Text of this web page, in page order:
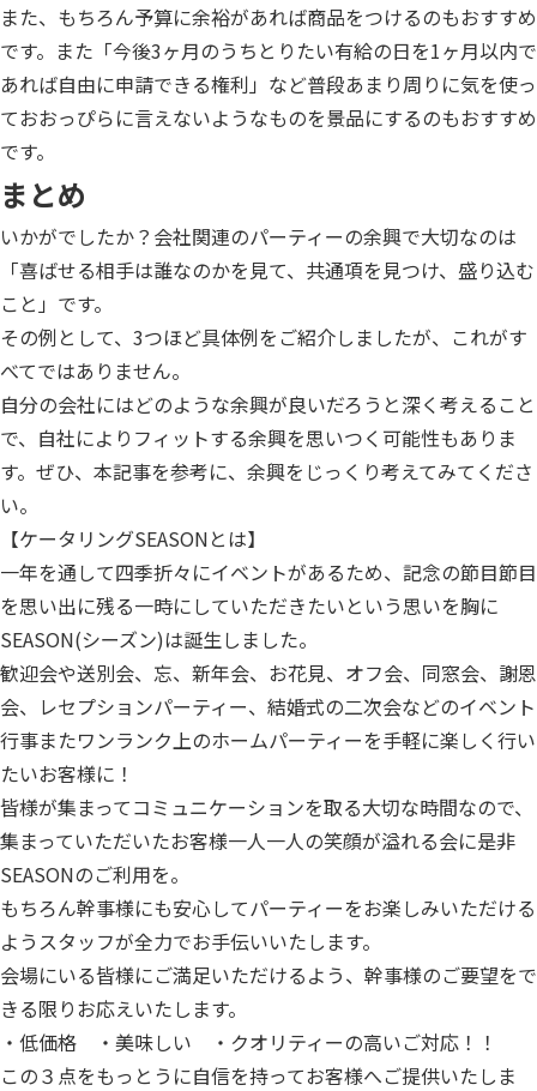
また、もちろん予算に余裕があれば商品をつけるのもおすすめ
です。また「今後3ヶ月のうちとりたい有給の日を1ヶ月以内で
あれば自由に申請できる権利」など普段あまり周りに気を使っ
ておおっぴらに言えないようなものを景品にするのもおすすめ
です。
まとめ
いかがでしたか？会社関連のパーティーの余興で大切なのは
「喜ばせる相手は誰なのかを見て、共通項を見つけ、盛り込む
こと」です。
その例として、3つほど具体例をご紹介しましたが、これがす
べてではありません。
自分の会社にはどのような余興が良いだろうと深く考えること
で、自社によりフィットする余興を思いつく可能性もありま
す。ぜひ、本記事を参考に、余興をじっくり考えてみてくださ
い。
【ケータリングSEASONとは】
一年を通して四季折々にイベントがあるため、記念の節目節目
を思い出に残る一時にしていただきたいという思いを胸に
SEASON(シーズン)は誕生しました。
歓迎会や送別会、忘、新年会、お花見、オフ会、同窓会、謝恩
会、レセプションパーティー、結婚式の二次会などのイベント
行事またワンランク上のホームパーティーを手軽に楽しく行い
たいお客様に！
皆様が集まってコミュニケーションを取る大切な時間なので、
集まっていただいたお客様一人一人の笑顔が溢れる会に是非
SEASONのご利用を。
もちろん幹事様にも安心してパーティーをお楽しみいただける
ようスタッフが全力でお手伝いいたします。
会場にいる皆様にご満足いただけるよう、幹事様のご要望をで
きる限りお応えいたします。
・低価格 ・美味しい ・クオリティーの高いご対応！！
この３点をもっとうに自信を持ってお客様へご提供いたしま